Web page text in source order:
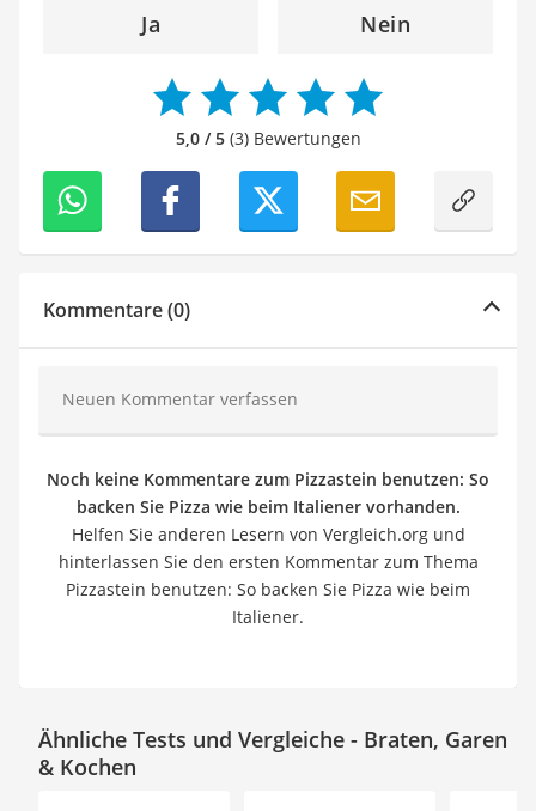
Ja Nein
5,0 / 5(3) Bewertungen
Kommentare (0)
Neuen Kommentar verfassen
Noch keine Kommentare zum Pizzastein benutzen: So
backen Sie Pizza wie beim Italiener vorhanden.
Helfen Sie anderen Lesern von Vergleich.org und
hinterlassen Sie den ersten Kommentar zum Thema
Pizzastein benutzen: So backen Sie Pizza wie beim
Italiener.
Ähnliche Tests und Vergleiche - Braten, Garen
& Kochen